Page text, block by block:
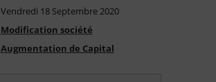
Vendredi 18 Septembre 2020
Modification société
Augmentation de Capital